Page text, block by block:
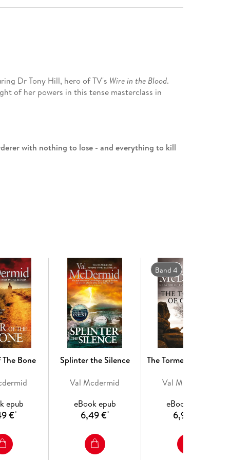
Dr Tony Hill, hero of TV's Wire in the Blood.
of her powers in this tense masterclass in
with nothing to lose - and everything to kill
massive casualties - and another man dies
And what are the motives for these crimes?
death toll keeps rising. . .
Bone
epub
€*
Splinter the Silence
Val Mcdermid
eBook epub
6,49 €*
Band 4
The Torment of Others
Val Mcdermid
eBook epub
6,99 €